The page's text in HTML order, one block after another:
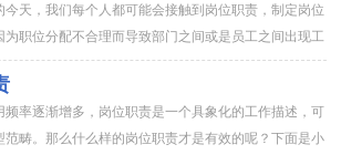
天，我们每个人都可能会接触到岗位职责，制定岗位
职位分配不合理而导致部门之间或是员工之间出现工
生。制定岗位职责的注意事项有许多，你...
频率逐渐增多，岗位职责是一个具象化的工作描述，可
范畴。那么什么样的岗位职责才是有效的呢？下面是小